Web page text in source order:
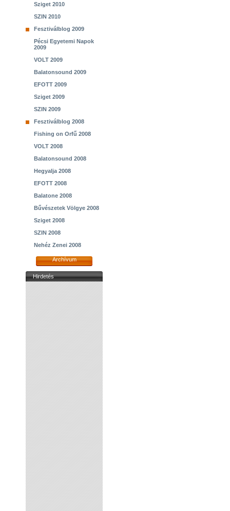
Sziget 2010
SZIN 2010
Fesztiválblog 2009
Pécsi Egyetemi Napok
2009
VOLT 2009
Balatonsound 2009
EFOTT 2009
Sziget 2009
SZIN 2009
Fesztiválblog 2008
Fishing on Orfű 2008
VOLT 2008
Balatonsound 2008
Hegyalja 2008
EFOTT 2008
Balatone 2008
Bűvészetek Völgye 2008
Sziget 2008
SZIN 2008
Nehéz Zenei 2008
Archívum
Hirdetés